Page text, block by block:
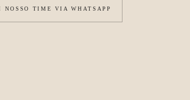
NOSSO TIME VIA WHATSAPP